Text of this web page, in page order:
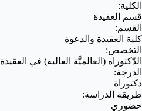
الكلية:
قسم العقيدة
القسم:
كلية العقيدة والدعوة
التخصص:
الدّكتوراه (العالميَّة العالية) في العقيدة
الدرجة:
دكتوراة
طريقة الدراسة:
حضوري